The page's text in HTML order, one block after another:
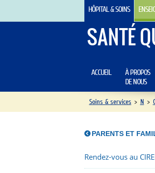
HÔPITAL & SOINS
SANTÉ
ACCUEIL
À PROPOS
DE NOUS
Soins & services > N >
PARENTS ET
Rendez-vous au